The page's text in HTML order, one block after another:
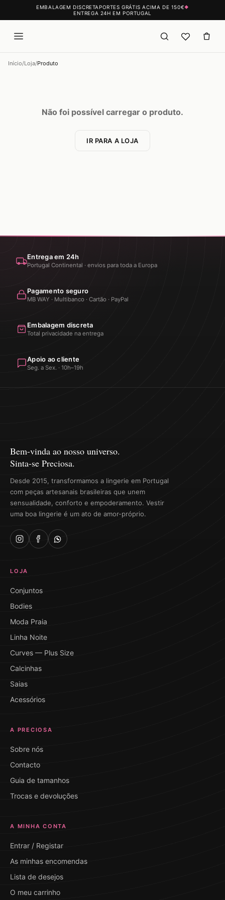
EMBALAGEM DISCRETAPORTES GRÁTIS ACIMA DE 150€◆
ENTREGA 24H EM PORTUGAL
Início/Loja/Produto
Não foi possível carregar o produto.
IR PARA A LOJA
Entrega em 24h
Portugal Continental · envios para toda a Europa
Pagamento seguro
MB WAY · Multibanco · Cartão · PayPal
Embalagem discreta
Total privacidade na entrega
Apoio ao cliente
Seg. a Sex. · 10h–19h
Bem-vinda ao nosso universo.
Sinta-se Preciosa.
Desde 2015, transformamos a lingerie em Portugal
com peças artesanais brasileiras que unem
sensualidade, conforto e empoderamento. Vestir
uma boa lingerie é um ato de amor-próprio.
LOJA
Conjuntos
Bodies
Moda Praia
Linha Noite
Curves — Plus Size
Calcinhas
Saias
Acessórios
A PRECIOSA
Sobre nós
Contacto
Guia de tamanhos
Trocas e devoluções
A MINHA CONTA
Entrar / Registar
As minhas encomendas
Lista de desejos
O meu carrinho